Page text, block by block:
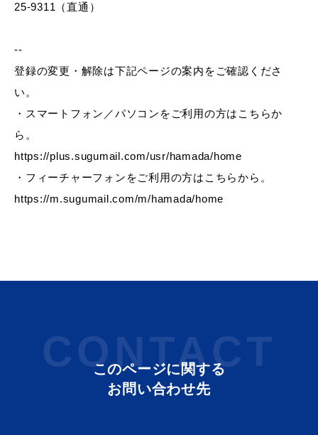
妊娠・出産
25-9311（直通）
--
登録の変更・解除は下記ページの案内をご確認くださ
い。
・スマートフォン／パソコンをご利用の方はこちらか
ら。
https://plus.sugumail.com/usr/hamada/home
・フィーチャーフォンをご利用の方はこちらから。
https://m.sugumail.com/m/hamada/home
CONTACT
このページに関する
お問い合わせ先